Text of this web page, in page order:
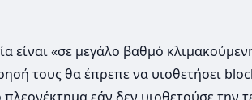
«σε μεγάλο βαθμό κλιμακούμενη
τους θα έπρεπε να υιοθετήσει